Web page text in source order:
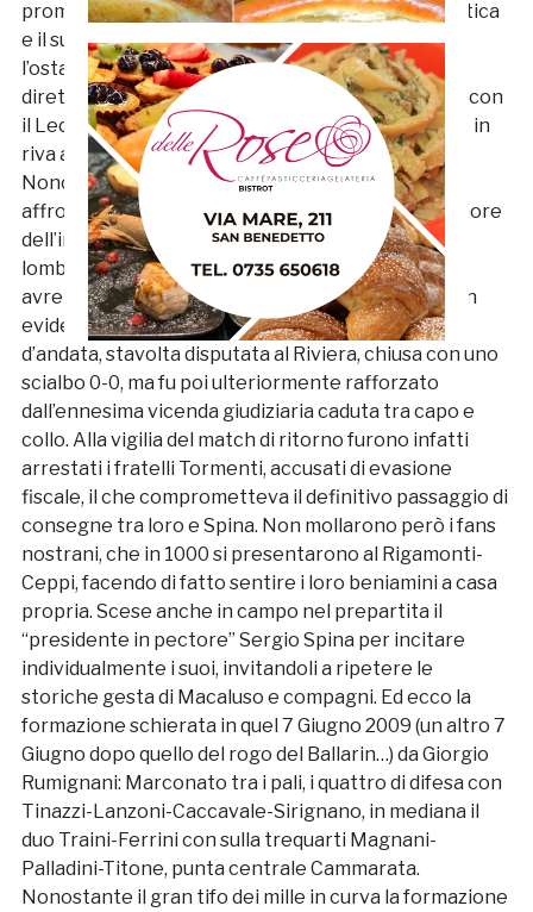
promozione in C1 del 1990/91. Col suo calcio all’antica
e il suo proverbiale motto di gettare il cuore oltre
l’ostacolo la Samb evitò almeno la retrocessione
diretta, lasciata al Legnano, giungendo al play out con
il Lecco, contro il quale in campionato aveva vinto in
riva al lago (1-0) e impattato al Riviera (0-0).
Nonostante le grosse avversità di tutti i tipi
affrontate c’era fiducia nel nostro ambiente, memore
dell’impresa di soli tre anni prima contro un’altra
lombarda, il Lumezzane, ma gli eventi purtroppo
avrebbero decisamente assunto un’altra piega. Un
evidente campanello d’allarme squillò nella sfida
d’andata, stavolta disputata al Riviera, chiusa con uno
scialbo 0-0, ma fu poi ulteriormente rafforzato
dall’ennesima vicenda giudiziaria caduta tra capo e
collo. Alla vigilia del match di ritorno furono infatti
arrestati i fratelli Tormenti, accusati di evasione
fiscale, il che comprometteva il definitivo passaggio di
consegne tra loro e Spina. Non mollarono però i fans
nostrani, che in 1000 si presentarono al Rigamonti-
Ceppi, facendo di fatto sentire i loro beniamini a casa
propria. Scese anche in campo nel prepartita il
“presidente in pectore” Sergio Spina per incitare
individualmente i suoi, invitandoli a ripetere le
storiche gesta di Macaluso e compagni. Ed ecco la
formazione schierata in quel 7 Giugno 2009 (un altro 7
Giugno dopo quello del rogo del Ballarin…) da Giorgio
Rumignani: Marconato tra i pali, i quattro di difesa con
Tinazzi-Lanzoni-Caccavale-Sirignano, in mediana il
duo Traini-Ferrini con sulla trequarti Magnani-
Palladini-Titone, punta centrale Cammarata.
Nonostante il gran tifo dei mille in curva la formazione